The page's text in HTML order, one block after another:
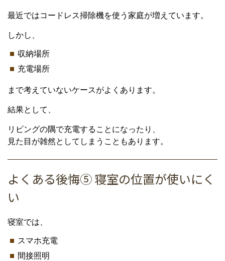
最近ではコードレス掃除機を使う家庭が増えています。
しかし、
収納場所
充電場所
まで考えていないケースがよくあります。
結果として、
リビングの隅で充電することになったり、
見た目が雑然としてしまうこともあります。
よくある後悔⑤ 寝室の位置が使いにく
い
寝室では、
スマホ充電
間接照明